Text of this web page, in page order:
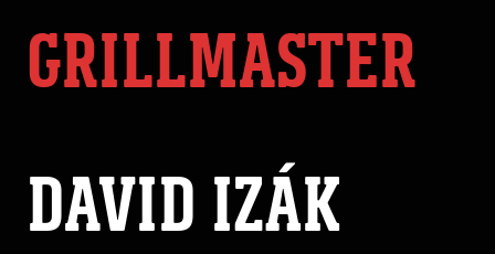
GRILLMASTER
DAVID IZÁK